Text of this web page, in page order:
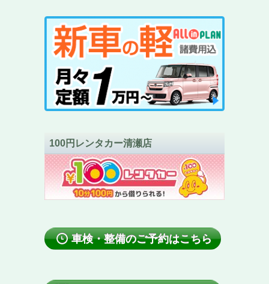
100円レンタカー清瀬店
車検・整備のご予約はこちら